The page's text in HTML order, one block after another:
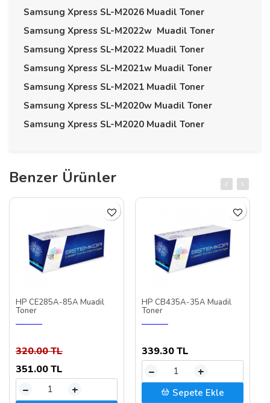
Samsung Xpress SL-M2026 Muadil Toner
Samsung Xpress SL-M2022w Muadil Toner
Samsung Xpress SL-M2022 Muadil Toner
Samsung Xpress SL-M2021w Muadil Toner
Samsung Xpress SL-M2021 Muadil Toner
Samsung Xpress SL-M2020w Muadil Toner
Samsung Xpress SL-M2020 Muadil Toner
Benzer Ürünler
HP CE285A-85A Muadil
Toner
320.00 TL
351.00 TL
– +
HP CB435A-35A Muadil
Toner
339.30 TL
– +
Sepete Ekle